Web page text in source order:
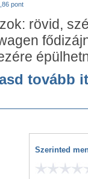
pont
rövid,
tovább
Szerinted